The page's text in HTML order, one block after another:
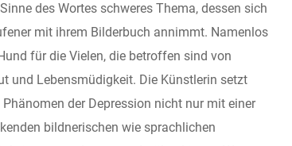
des Wortes schweres Thema, dessen sich
mit ihrem Bilderbuch annimmt. Namenlos
für die Vielen, die betroffen sind von
und Lebensmüdigkeit. Die Künstlerin setzt
der Depression nicht nur mit einer
bildnerischen wie sprachlichen